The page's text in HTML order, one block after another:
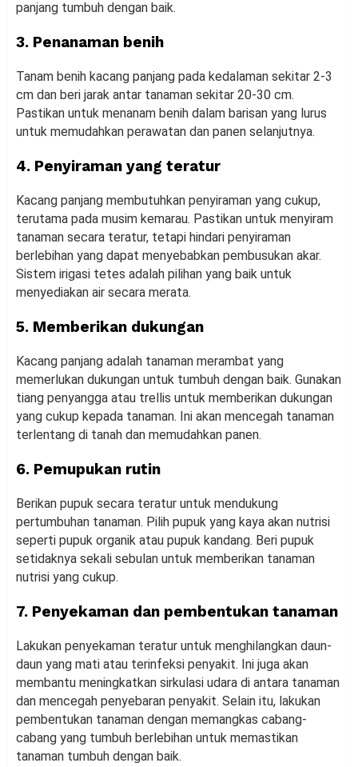
panjang tumbuh dengan baik.
3. Penanaman benih
Tanam benih kacang panjang pada kedalaman sekitar 2-3
cm dan beri jarak antar tanaman sekitar 20-30 cm.
Pastikan untuk menanam benih dalam barisan yang lurus
untuk memudahkan perawatan dan panen selanjutnya.
4. Penyiraman yang teratur
Kacang panjang membutuhkan penyiraman yang cukup,
terutama pada musim kemarau. Pastikan untuk menyiram
tanaman secara teratur, tetapi hindari penyiraman
berlebihan yang dapat menyebabkan pembusukan akar.
Sistem irigasi tetes adalah pilihan yang baik untuk
menyediakan air secara merata.
5. Memberikan dukungan
Kacang panjang adalah tanaman merambat yang
memerlukan dukungan untuk tumbuh dengan baik. Gunakan
tiang penyangga atau trellis untuk memberikan dukungan
yang cukup kepada tanaman. Ini akan mencegah tanaman
terlentang di tanah dan memudahkan panen.
6. Pemupukan rutin
Berikan pupuk secara teratur untuk mendukung
pertumbuhan tanaman. Pilih pupuk yang kaya akan nutrisi
seperti pupuk organik atau pupuk kandang. Beri pupuk
setidaknya sekali sebulan untuk memberikan tanaman
nutrisi yang cukup.
7. Penyekaman dan pembentukan tanaman
Lakukan penyekaman teratur untuk menghilangkan daun-
daun yang mati atau terinfeksi penyakit. Ini juga akan
membantu meningkatkan sirkulasi udara di antara tanaman
dan mencegah penyebaran penyakit. Selain itu, lakukan
pembentukan tanaman dengan memangkas cabang-
cabang yang tumbuh berlebihan untuk memastikan
tanaman tumbuh dengan baik.